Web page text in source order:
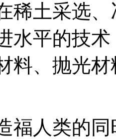
稀土采选
水平的技
料、抛光
福人类的